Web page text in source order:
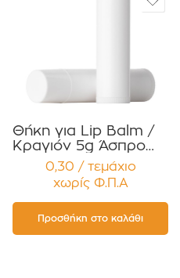
Θήκη για Lip Balm /
Κραγιόν 5g Άσπρο
για Κηραλοιφές
Χειλιών Πακέτο
10τεμ.
0,30 / τεμάχιο
χωρίς Φ.Π.Α
Προσθήκη στο καλάθι